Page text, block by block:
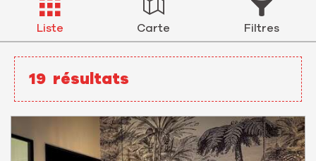
Liste Carte Filtres
19 résultats